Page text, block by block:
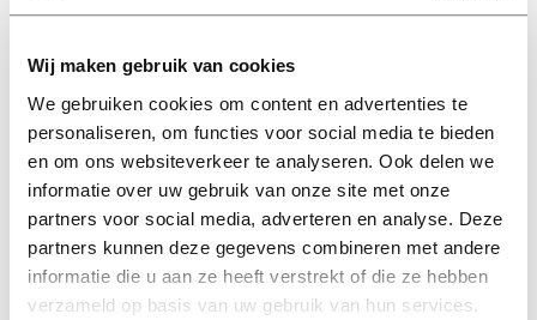
Wij maken gebruik van cookies
We gebruiken cookies om content en advertenties te
personaliseren, om functies voor social media te bieden
en om ons websiteverkeer te analyseren. Ook delen we
informatie over uw gebruik van onze site met onze
partners voor social media, adverteren en analyse. Deze
partners kunnen deze gegevens combineren met andere
informatie die u aan ze heeft verstrekt of die ze hebben
verzameld op basis van uw gebruik van hun services.
Tragic rift between man and
05 september 2019
My First Head
He is no longer her special pal
15 augustus 2019